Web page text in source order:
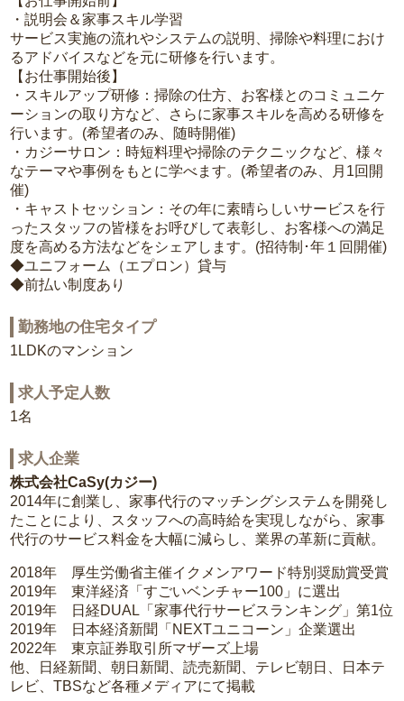
・説明会＆家事スキル学習
サービス実施の流れやシステムの説明、掃除や料理におけ
るアドバイスなどを元に研修を行います。
【お仕事開始後】
・スキルアップ研修：掃除の仕方、お客様とのコミュニケ
ーションの取り方など、さらに家事スキルを高める研修を
行います。(希望者のみ、随時開催)
・カジーサロン：時短料理や掃除のテクニックなど、様々
なテーマや事例をもとに学べます。(希望者のみ、月1回開
催)
・キャストセッション：その年に素晴らしいサービスを行
ったスタッフの皆様をお呼びして表彰し、お客様への満足
度を高める方法などをシェアします。(招待制･年１回開催)
◆ユニフォーム（エプロン）貸与
◆前払い制度あり
勤務地の住宅タイプ
1LDKのマンション
求人予定人数
1名
求人企業
株式会社CaSy(カジー)
2014年に創業し、家事代行のマッチングシステムを開発し
たことにより、スタッフへの高時給を実現しながら、家事
代行のサービス料金を大幅に減らし、業界の革新に貢献。
2018年 厚生労働省主催イクメンアワード特別奨励賞受賞
2019年 東洋経済「すごいベンチャー100」に選出
2019年 日経DUAL「家事代行サービスランキング」第1位
2019年 日本経済新聞「NEXTユニコーン」企業選出
2022年 東京証券取引所マザーズ上場
他、日経新聞、朝日新聞、読売新聞、テレビ朝日、日本テ
レビ、TBSなど各種メディアにて掲載